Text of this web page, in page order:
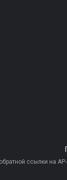
ссылки на